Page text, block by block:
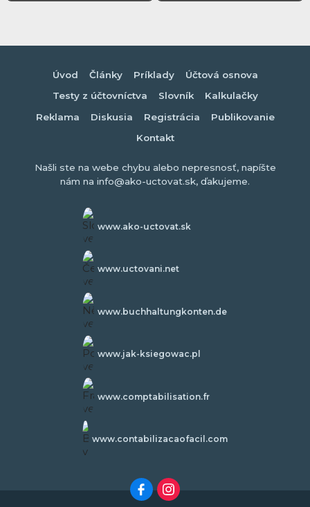
Úvod Články Príklady
Účtová osnova
Testy z účtovníctva
Slovník
Kalkulačky
Reklama
Diskusia Registrácia
Publikovanie
Kontakt
Našli ste na webe chybu alebo nepresnosť, napíšte
nám na info@ako-uctovat.sk, ďakujeme.
www.ako-uctovat.sk
www.uctovani.net
www.buchhaltungkonten.de
www.jak-ksiegowac.pl
www.comptabilisation.fr
www.contabilizacaofacil.com